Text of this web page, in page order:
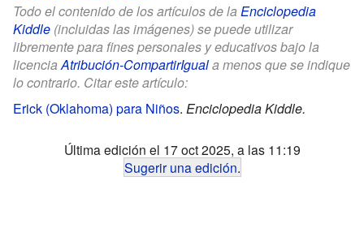
Todo el contenido de los artículos de la Enciclopedia
Kiddle (incluidas las imágenes) se puede utilizar
libremente para fines personales y educativos bajo la
licenciaAtribución-CompartirIguala menos que se indique
lo contrario. Citar este artículo:
Erick (Oklahoma) para Niños. Enciclopedia Kiddle.
Última edición el 17 oct 2025, a las 11:19
Sugerir una edición.